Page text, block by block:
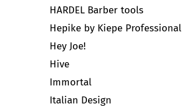
HARDEL Barber tools
Hepike by Kiepe Professional
Hey Joe!
Hive
Immortal
Italian Design